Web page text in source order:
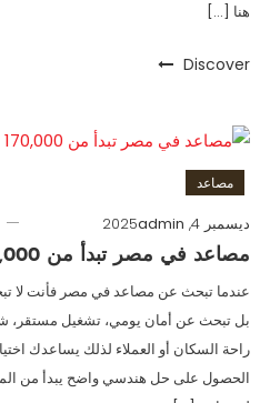
هنا […]
Discover
مصاعد
ديسمبر 4, 2025
admin
مصاعد في مصر تبدأ من 170,000 جنيه | هاي ليفت ايجيبت
عندما تبحث عن مصاعد في مصر فأنت لا
بل تبحث عن أمان يومي، تشغيل مستقر،
الحصول على حل هندسي واضح يبدأ من